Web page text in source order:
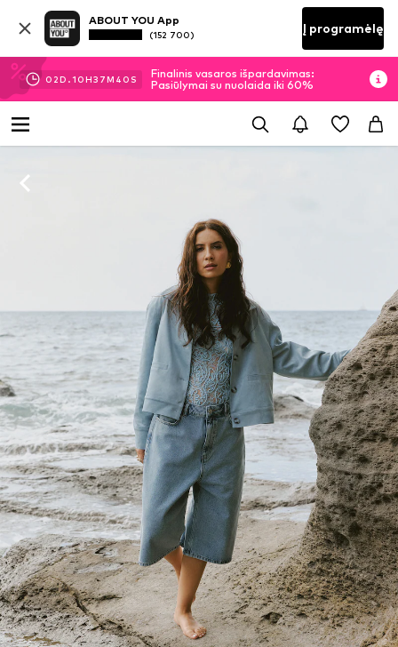
ABOUT YOU App
(152 700) Į programėlę
02D.10H37M 39 S
Finalinis vasaros išpardavimas:
Pasiūlymai su nuolaida iki 60%